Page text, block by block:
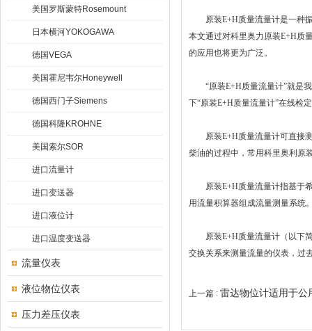
美国罗斯蒙特Rosemount
日本横河YOKOGAWA
德国VEGA
美国霍尼韦尔Honeywell
德国西门子Siemens
德国科隆KROHNE
美国索尔SOR
进口流量计
进口变送器
进口液位计
进口温度变送器
流量仪表
液位物位仪表
压力差压仪表
原装E+H质量流量计是一种振
本文通过对科里奥力原装E+H质
的应用也将更为广泛。
“原装E+H质量流量计”就是我
下“原装E+H质量流量计”在线检
原装E+H质量流量计可直接测
柴油的过程中，常用科里奥利原
原装E+H质量流量计指基于希
用流量积算器组成流量测量系统
原装E+H质量流量计（以下简
交换关系来测量流量的仪表，过
上一篇 : 雷达物位计适用于公